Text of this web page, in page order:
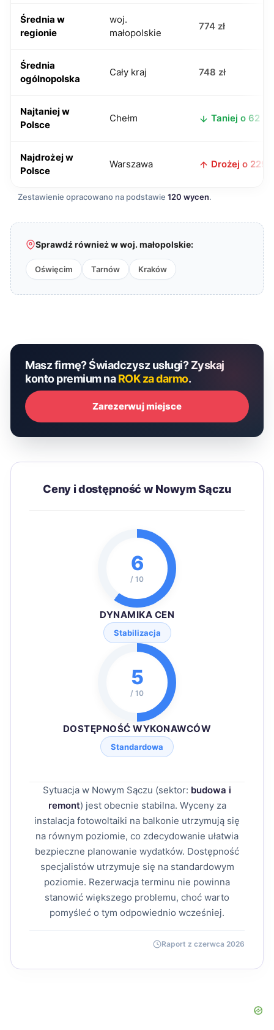
Średnia w
regionie
woj.
małopolskie
774 zł
Średnia
ogólnopolska
Cały kraj 748 zł
Najtaniej w
Polsce
Chełm Taniej o 62 zł
Najdrożej w
Polsce
Warszawa Drożej o 229
Zestawienie opracowano na podstawie 120 wycen.
Sprawdź również w woj. małopolskie:
Oświęcim Tarnów Kraków
Masz firmę? Świadczysz usługi? Zyskaj
konto premium naROK za darmo.
Zarezerwuj miejsce
Ceny i dostępność w Nowym Sączu
6
/ 10
DYNAMIKA CEN
Stabilizacja
5
/ 10
DOSTĘPNOŚĆ WYKONAWCÓW
Standardowa
Sytuacja w Nowym Sączu (sektor: budowa i
remont) jest obecnie stabilna. Wyceny za
instalacja fotowoltaiki na balkonie utrzymują się
na równym poziomie, co zdecydowanie ułatwia
bezpieczne planowanie wydatków. Dostępność
specjalistów utrzymuje się na standardowym
poziomie. Rezerwacja terminu nie powinna
stanowić większego problemu, choć warto
pomyśleć o tym odpowiednio wcześniej.
Raport z czerwca 2026